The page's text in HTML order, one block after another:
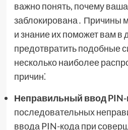
важно понять, почему
заблокирована․ Причины
и знание их поможет вам
предотвратить подобные
несколько наиболее
причин⁚
Неправильный ввод PIN-
последовательных
ввода PIN-кода при